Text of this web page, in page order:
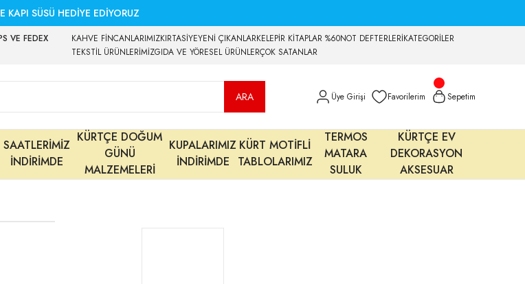
KAPI SÜSÜ HEDİYE EDİYORUZ
VE FEDEX
KAHVE FİNCANLARIMIZKIRTASİYEYENİ ÇIKANLARKELEPİR KİTAPLAR %60NOT DEFTERLERİKATEGORİLER
TEKSTİL ÜRÜNLERİMİZGIDA VE YÖRESEL ÜRÜNLERÇOK SATANLAR
ARA Üye Girişi Favorilerim Sepetim
SAATLERİMİZ
İNDİRİMDE
KÜRTÇE DOĞUM
GÜNÜ
MALZEMELERİ
KUPALARIMIZ
İNDİRİMDE
KÜRT MOTİFLİ
TABLOLARIMIZ
TERMOS
MATARA
SULUK
KÜRTÇE EV
DEKORASYON
AKSESUAR